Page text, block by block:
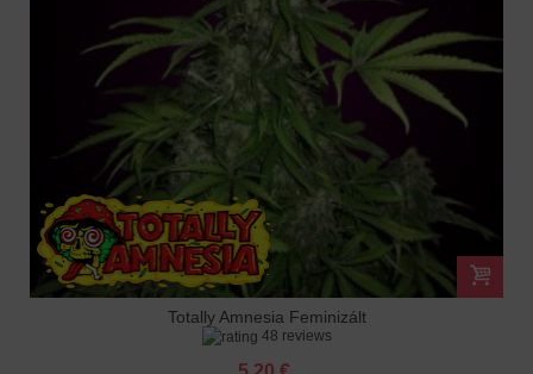
Totally Amnesia Feminizált
48 reviews